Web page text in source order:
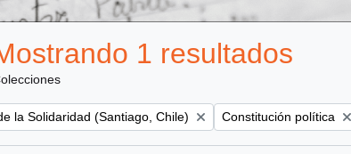
1 resultados
filter:
la Solidaridad (Santiago, Chile) Remove filter:
Constitución política